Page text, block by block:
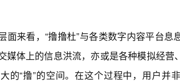
面来看，“撸撸杜”与各类数字内容平台息
媒体上的信息洪流，亦或是各种模拟经营
的“撸”的空间。在这个过程中，用户并